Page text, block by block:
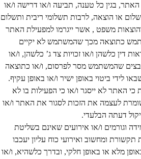
בגין כל טענה, תביעה ו/או דרישה ו/או
או הוצאה, לרבות תשלומי ריבית ותשלום
משפט , אשר ייגרמו למפעילת האתר
כתוצאה מכך שהמשתמש לא יקיים
דין כלשהן ו/או זכויות צד ג’ כלשהן, ו/או
שהמשתמש מסר לפרסום, ו/או כתוצאה
לידי ביטוי באופן ישיר ו/או באופן עקיף.
האתר לא ייסגר ו/או כי הפעילות בו לא
לעצמה את הזכות לסגור את האתר ו/או
דעתה הבלעדי.
וגורמים ו/או אירועים שאינם בשליטת
ומחשוב ואירועי כוח עליון יעכבו
מלא או באופן חלקי, ובדרך כלשהיא, ו/או